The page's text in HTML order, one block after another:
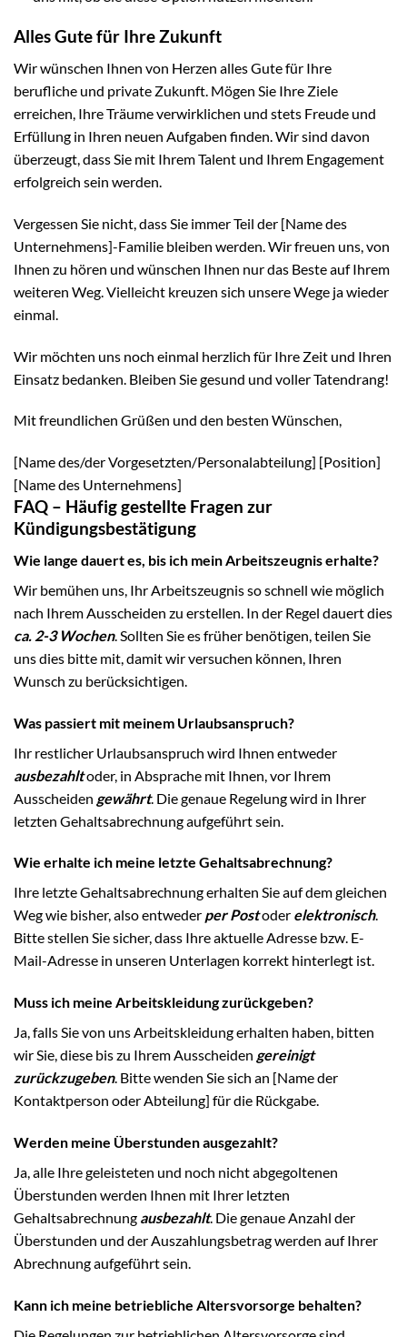
Alles Gute für Ihre Zukunft
Wir wünschen Ihnen von Herzen alles Gute für Ihre
berufliche und private Zukunft. Mögen Sie Ihre Ziele
erreichen, Ihre Träume verwirklichen und stets Freude und
Erfüllung in Ihren neuen Aufgaben finden. Wir sind davon
überzeugt, dass Sie mit Ihrem Talent und Ihrem Engagement
erfolgreich sein werden.
Vergessen Sie nicht, dass Sie immer Teil der [Name des
Unternehmens]-Familie bleiben werden. Wir freuen uns, von
Ihnen zu hören und wünschen Ihnen nur das Beste auf Ihrem
weiteren Weg. Vielleicht kreuzen sich unsere Wege ja wieder
einmal.
Wir möchten uns noch einmal herzlich für Ihre Zeit und Ihren
Einsatz bedanken. Bleiben Sie gesund und voller Tatendrang!
Mit freundlichen Grüßen und den besten Wünschen,
[Name des/der Vorgesetzten/Personalabteilung] [Position]
[Name des Unternehmens]
FAQ – Häufig gestellte Fragen zur
Kündigungsbestätigung
Wie lange dauert es, bis ich mein Arbeitszeugnis erhalte?
Wir bemühen uns, Ihr Arbeitszeugnis so schnell wie möglich
nach Ihrem Ausscheiden zu erstellen. In der Regel dauert dies
ca. 2-3 Wochen. Sollten Sie es früher benötigen, teilen Sie
uns dies bitte mit, damit wir versuchen können, Ihren
Wunsch zu berücksichtigen.
Was passiert mit meinem Urlaubsanspruch?
Ihr restlicher Urlaubsanspruch wird Ihnen entweder
ausbezahltoder, in Absprache mit Ihnen, vor Ihrem
Ausscheiden gewährt. Die genaue Regelung wird in Ihrer
letzten Gehaltsabrechnung aufgeführt sein.
Wie erhalte ich meine letzte Gehaltsabrechnung?
Ihre letzte Gehaltsabrechnung erhalten Sie auf dem gleichen
Weg wie bisher, also entweder per Postoder elektronisch.
Bitte stellen Sie sicher, dass Ihre aktuelle Adresse bzw. E-
Mail-Adresse in unseren Unterlagen korrekt hinterlegt ist.
Muss ich meine Arbeitskleidung zurückgeben?
Ja, falls Sie von uns Arbeitskleidung erhalten haben, bitten
wir Sie, diese bis zu Ihrem Ausscheiden gereinigt
zurückzugeben. Bitte wenden Sie sich an [Name der
Kontaktperson oder Abteilung] für die Rückgabe.
Werden meine Überstunden ausgezahlt?
Ja, alle Ihre geleisteten und noch nicht abgegoltenen
Überstunden werden Ihnen mit Ihrer letzten
Gehaltsabrechnung ausbezahlt. Die genaue Anzahl der
Überstunden und der Auszahlungsbetrag werden auf Ihrer
Abrechnung aufgeführt sein.
Kann ich meine betriebliche Altersvorsorge behalten?